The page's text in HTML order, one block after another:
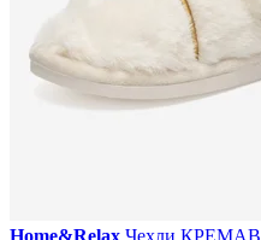
Home&Relax Чехли КРЕМАВ